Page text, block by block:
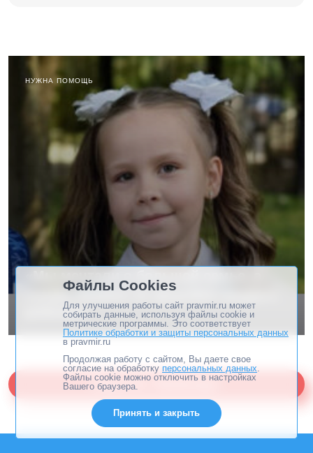
НУЖНА ПОМОЩЬ
теперь боимся за здоровье каждого
ребенка»
Помогите «Правмиру»
Файлы Cookies
Для улучшения работы сайт pravmir.ru может
собирать данные, используя файлы cookie и
метрические программы. Это соответствует
Политике обработки и защиты персональных данных
в pravmir.ru
Продолжая работу с сайтом, Вы даете свое
согласие на обработку персональных данных.
Файлы cookie можно отключить в настройках
Вашего браузера.
Принять и закрыть